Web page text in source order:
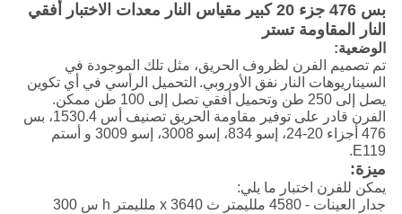
بس 476 جزء 20 كبير مقياس النار معدات الاختبار أفقي
النار المقاومة تستر
الوضعية:
تم تصميم الفرن لظروف الحريق، مثل تلك الموجودة في
السيناريوهات النار نفق الأوروبي. التحميل الرأسي في أي تكوين
يصل إلى 250 طن وتحميل أفقي تصل إلى 100 طن ممكن.
الفرن قادر على توفير مقاومة الحريق تصنيف أس 1530.4، بس
476 أجزاء 20-24، إسو 834، إسو 3008، إسو 3009 و أستم
E119.
ميزة:
يمكن للفرن اختبار ما يلي:
جدار العينات - 4580 ملليمتر ث x 3640 ملليمتر h س 300